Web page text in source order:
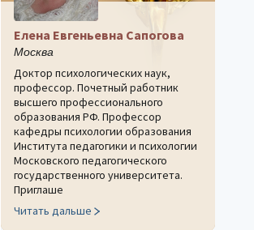
Елена Евгеньевна Сапогова
Москва
Доктор психологических наук,
профессор. Почетный работник
высшего профессионального
образования РФ. Профессор
кафедры психологии образования
Института педагогики и психологии
Московского педагогического
государственного университета.
Приглаше
Читать дальше